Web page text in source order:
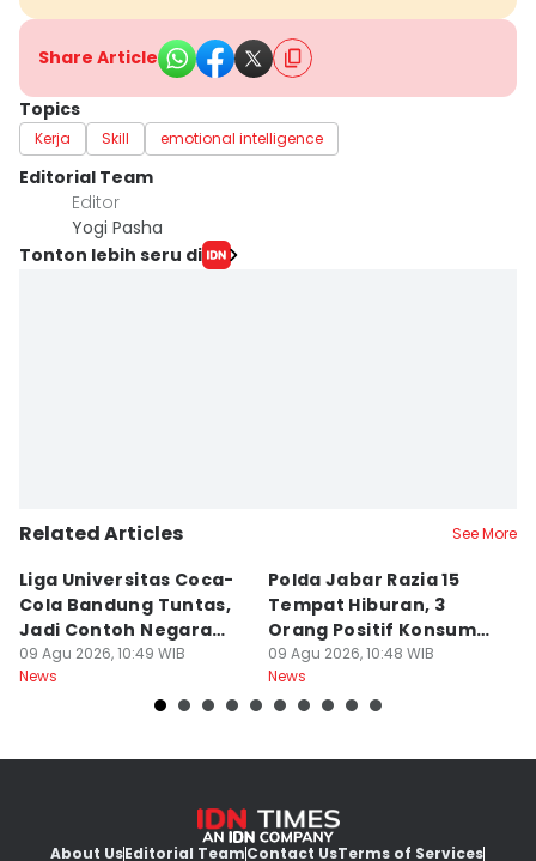
Share Article
Topics
Kerja Skill emotional intelligence
Editorial Team
Editor
Yogi Pasha
Tonton lebih seru di
Related Articles See More
Liga Universitas Coca-
Cola Bandung Tuntas,
Jadi Contoh Negara
Lain
09 Agu 2026, 10:49 WIB
News
Polda Jabar Razia 15
Tempat Hiburan, 3
Orang Positif Konsumsi
Narkoba
09 Agu 2026, 10:48 WIB
News
About UsEditorial TeamContact UsTerms of Services